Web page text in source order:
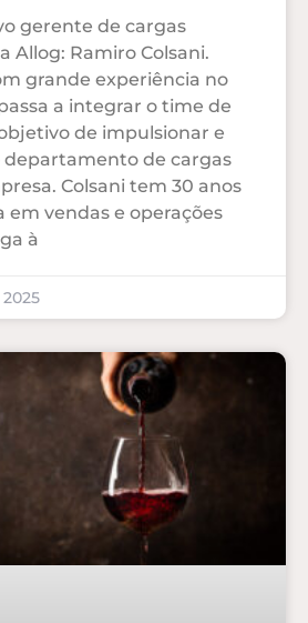
gerente de cargas
Allog: Ramiro Colsani.
grande experiência no
a integrar o time de
de impulsionar e
de cargas
Colsani tem 30 anos
em vendas e operações
à